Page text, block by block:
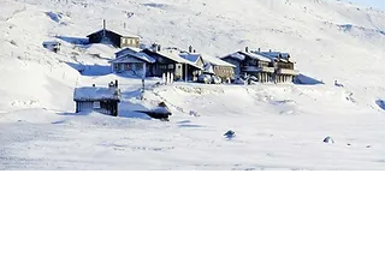
uteaktiviteter som skigåing,
hundekjøring, snøhulebygging og
isfiske, og vi setter opp telt om noen
tøffinger har lyst til å prøve en
vinterovernatting ute! Felles
julemiddag også denne kvelden.